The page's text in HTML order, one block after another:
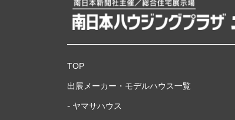
TOP
出展メーカー・モデルハウス一覧
ヤマサハウス